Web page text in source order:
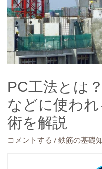
PC工法とは
などに使わ
術を解説
コメントする / 鉄筋の基礎